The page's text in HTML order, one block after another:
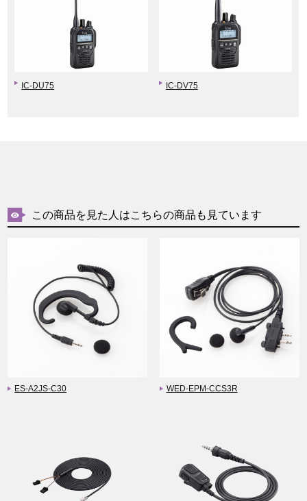
IC-DU75 IC-DV75
この商品を見た人はこちらの商品も見ています
ES-A2JS-C30 WED-EPM-CCS3R